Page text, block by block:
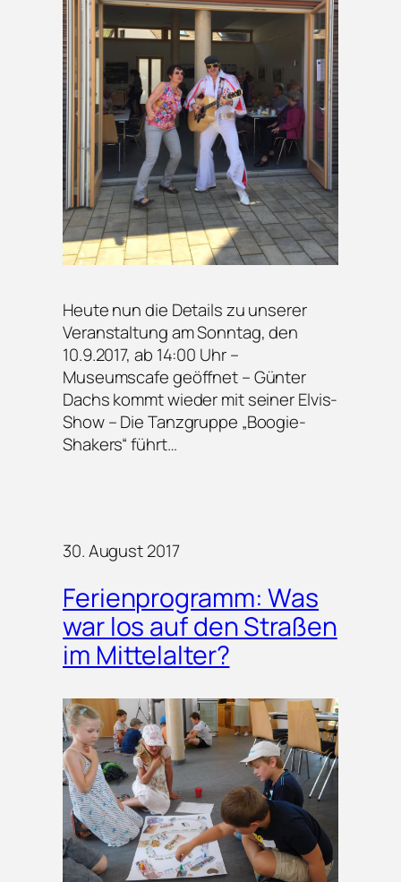
Heute nun die Details zu unserer
Veranstaltung am Sonntag, den
10.9.2017, ab 14:00 Uhr –
Museumscafe geöffnet – Günter
Dachs kommt wieder mit seiner Elvis-
Show – Die Tanzgruppe „Boogie-
Shakers“ führt…
30. August 2017
Ferienprogramm: Was
war los auf den Straßen
im Mittelalter?